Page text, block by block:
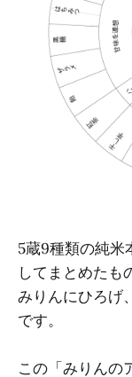
5蔵9種類の純米
してまとめたも
みりんにひろげ
です。
この「みりんの